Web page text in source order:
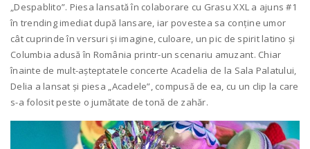
„Despablito”. Piesa lansată în colaborare cu Grasu XXL a ajuns #1
în trending imediat după lansare, iar povestea sa conține umor
cât cuprinde în versuri și imagine, culoare, un pic de spirit latino și
Columbia adusă în România printr-un scenariu amuzant. Chiar
înainte de mult-aşteptatele concerte Acadelia de la Sala Palatului,
Delia a lansat și piesa „Acadele”, compusă de ea, cu un clip la care
s-a folosit peste o jumătate de tonă de zahăr.